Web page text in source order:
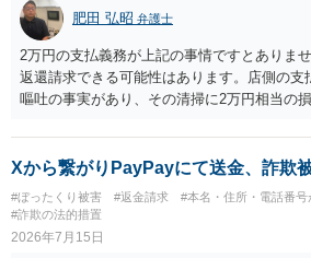
肥田 弘昭 弁護士
2万円の支払義務が上記の事情ですとありま
返還請求できる可能性はあります。店側の支
嘔吐の事実があり、その清掃に2万円相当の
Xから繋がりPayPayにて送金、詐欺被
#ぼったくり被害 #返金請求 #本名・住所・電話番号
#詐欺の法的措置
2026年7月15日